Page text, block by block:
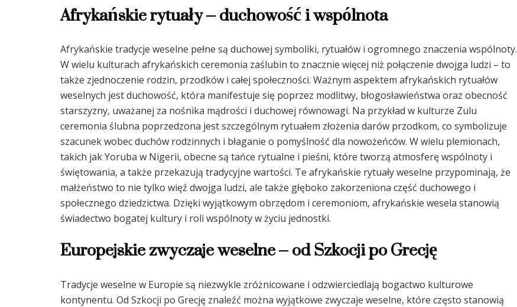
Afrykańskie rytuały – duchowość i wspólnota
Afrykańskie tradycje weselne pełne są duchowej symboliki, rytuałów i ogromnego znaczenia wspólnoty.
W wielu kulturach afrykańskich ceremonia zaślubin to znacznie więcej niż połączenie dwojga ludzi – to
także zjednoczenie rodzin, przodków i całej społeczności. Ważnym aspektem afrykańskich rytuałów
weselnych jest duchowość, która manifestuje się poprzez modlitwy, błogosławieństwa oraz obecność
starszyzny, uważanej za nośnika mądrości i duchowej równowagi. Na przykład w kulturze Zulu
ceremonia ślubna poprzedzona jest szczególnym rytuałem złożenia darów przodkom, co symbolizuje
szacunek wobec duchów rodzinnych i błaganie o pomyślność dla nowożeńców. W wielu plemionach,
takich jak Yoruba w Nigerii, obecne są tańce rytualne i pieśni, które tworzą atmosferę wspólnoty i
świętowania, a także przekazują tradycyjne wartości. Te afrykańskie rytuały weselne przypominają, że
małżeństwo to nie tylko więź dwojga ludzi, ale także głęboko zakorzeniona część duchowego i
społecznego dziedzictwa. Dzięki wyjątkowym obrzędom i ceremoniom, afrykańskie wesela stanowią
świadectwo bogatej kultury i roli wspólnoty w życiu jednostki.
Europejskie zwyczaje weselne – od Szkocji po Grecję
Tradycje weselne w Europie są niezwykle zróżnicowane i odzwierciedlają bogactwo kulturowe
kontynentu. Od Szkocji po Grecję znaleźć można wyjątkowe zwyczaje weselne, które często stanowią